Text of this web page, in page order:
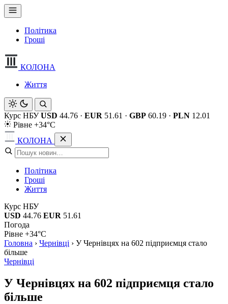
Політика
Гроші
КОЛОНА
Життя
Курс НБУ USD 44.76 · EUR 51.61 · GBP 60.19 · PLN 12.01
Рівне +34°C
КОЛОНА
Політика
Гроші
Життя
Курс НБУ
USD 44.76 EUR 51.61
Погода
Рівне +34°C
Головна › Чернівці › У Чернівцях на 602 підприємця стало
більше
Чернівці
У Чернівцях на 602 підприємця стало
більше